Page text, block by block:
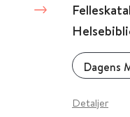
Dagens
Detaljer